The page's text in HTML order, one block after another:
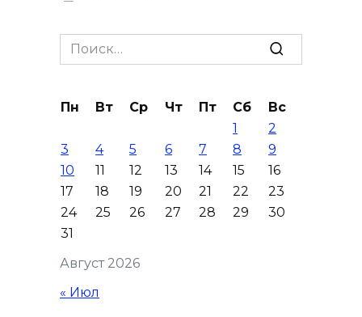
ВККС рассмотрит вопрос об
аресте экс-судей Ростова на
09 августа 2026 18:01
Донские полицейские
вернули 3500 раков,
пойманных браконьерами, в
естественную среду
09 августа 2026 17:40
приостановят после
Search
for:
Август 2026
Пн Вт Ср Чт Пт Сб
Вс
1
2
3
4 5 6 7 8
9
10
11 12 13 14 15
16
17
18 19 20 21 22
23
24
25 26 27 28 29
30
31
« Июл